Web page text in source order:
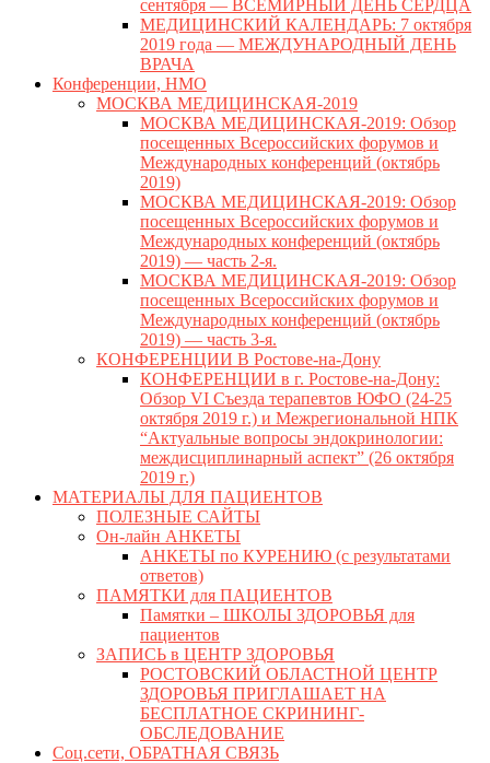
сентября — ВСЕМИРНЫЙ ДЕНЬ СЕРДЦА
МЕДИЦИНСКИЙ КАЛЕНДАРЬ: 7 октября
2019 года — МЕЖДУНАРОДНЫЙ ДЕНЬ
ВРАЧА
Конференции, НМО
МОСКВА МЕДИЦИНСКАЯ-2019
МОСКВА МЕДИЦИНСКАЯ-2019: Обзор
посещенных Всероссийских форумов и
Международных конференций (октябрь
2019)
МОСКВА МЕДИЦИНСКАЯ-2019: Обзор
посещенных Всероссийских форумов и
Международных конференций (октябрь
2019) — часть 2-я.
МОСКВА МЕДИЦИНСКАЯ-2019: Обзор
посещенных Всероссийских форумов и
Международных конференций (октябрь
2019) — часть 3-я.
КОНФЕРЕНЦИИ В Ростове-на-Дону
КОНФЕРЕНЦИИ в г. Ростове-на-Дону:
Обзор VI Съезда терапевтов ЮФО (24-25
октября 2019 г.) и Межрегиональной НПК
“Актуальные вопросы эндокринологии:
междисциплинарный аспект” (26 октября
2019 г.)
МАТЕРИАЛЫ ДЛЯ ПАЦИЕНТОВ
ПОЛЕЗНЫЕ САЙТЫ
Он-лайн АНКЕТЫ
АНКЕТЫ по КУРЕНИЮ (с результатами
ответов)
ПАМЯТКИ для ПАЦИЕНТОВ
Памятки – ШКОЛЫ ЗДОРОВЬЯ для
пациентов
ЗАПИСЬ в ЦЕНТР ЗДОРОВЬЯ
РОСТОВСКИЙ ОБЛАСТНОЙ ЦЕНТР
ЗДОРОВЬЯ ПРИГЛАШАЕТ НА
БЕСПЛАТНОЕ СКРИНИНГ-
ОБСЛЕДОВАНИЕ
Соц.сети, ОБРАТНАЯ СВЯЗЬ